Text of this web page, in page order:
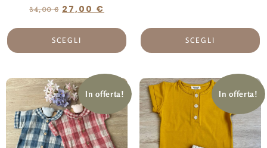
34,00€ 27,00 €
SCEGLI SCEGLI
In offerta! In offerta!